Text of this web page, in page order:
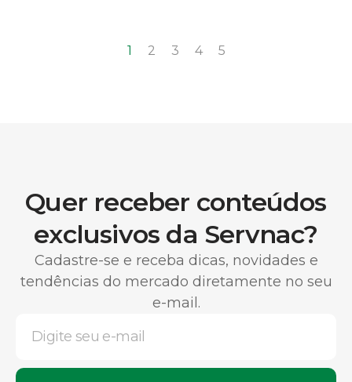
1 2 3 4 5
Quer receber conteúdos
exclusivos da Servnac?
Cadastre-se e receba dicas, novidades e
tendências do mercado diretamente no seu
e-mail.